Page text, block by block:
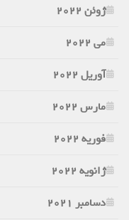
ژوئن 2022
می 2022
آوریل 2022
مارس 2022
فوریه 2022
ژانویه 2022
دسامبر 2021